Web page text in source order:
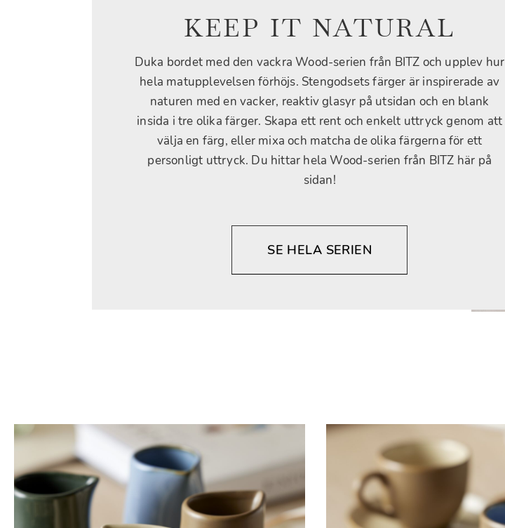
KEEP IT NATURAL
Duka bordet med den vackra Wood-serien från BITZ och upplev hur
hela matupplevelsen förhöjs. Stengodsets färger är inspirerade av
naturen med en vacker, reaktiv glasyr på utsidan och en blank
insida i tre olika färger. Skapa ett rent och enkelt uttryck genom att
välja en färg, eller mixa och matcha de olika färgerna för ett
personligt uttryck. Du hittar hela Wood-serien från BITZ här på
sidan!
SE HELA SERIEN